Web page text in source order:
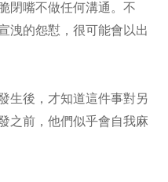
閉嘴不做任何溝通。不
洩的怨懟，很可能會以出
生後，才知道這件事對另
之前，他們似乎會自我麻